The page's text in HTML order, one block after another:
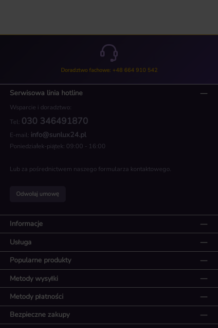
Doradztwo fachowe: +48 664 910 542
Serwisowa linia hotline
Wsparcie i doradztwo:
Tel: 030 346491870
E-mail: info@sunlux24.pl
Poniedziałek-piątek: 09:00 - 16:00
Lub za pośrednictwem naszego formularza kontaktowego.
Odwołaj umowę
Informacje
Usługa
Popularne produkty
Metody płatności
Metody wysyłki
Bezpieczne zakupy